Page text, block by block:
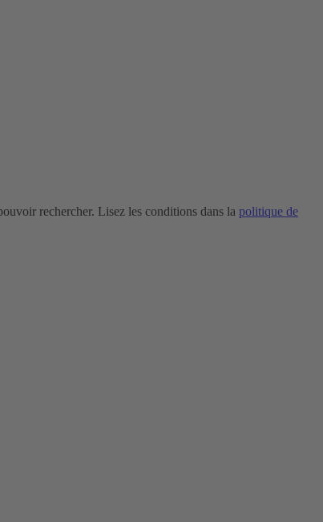
rechercher. Lisez les conditions dans la politique de